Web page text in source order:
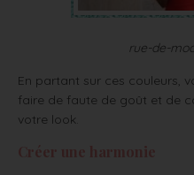
rue-de-
En partant sur ces couleurs,
faire de faute de goût et de
votre look.